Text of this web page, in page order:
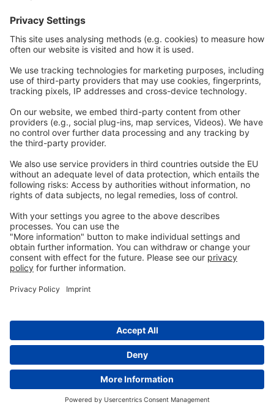
Kontakt
Karriere
Rechtliches
Datenschutz
AGB
Hinweisgeberschutz
Kontaktaufnehmen
info@ew-nutrition.com